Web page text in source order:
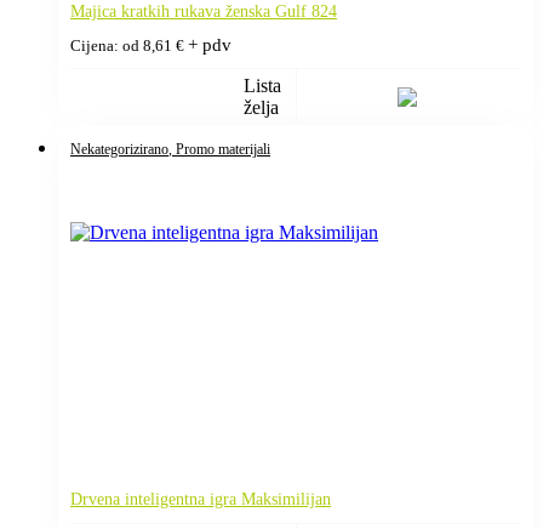
Majica kratkih rukava ženska Gulf 824
Cijena: od 8,61 € + pdv
Lista
želja
Nekategorizirano , Promo materijali
Drvena inteligentna igra Maksimilijan